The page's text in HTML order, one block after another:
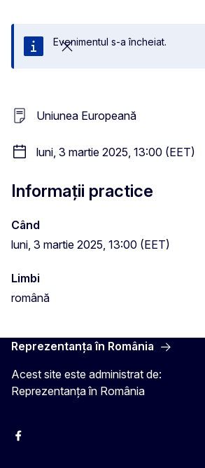
Închideți
Evenimentul s-a încheiat.
Uniunea Europeană
luni, 3 martie 2025, 13:00 (EET)
Informații practice
Când
luni, 3 martie 2025, 13:00 (EET)
Limbi
română
Reprezentanța în România
Acest site este administrat de:
Reprezentanța în România
Facebook